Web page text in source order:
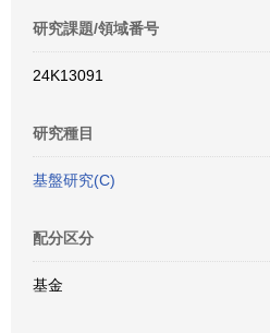
研究課題/領域番号
24K13091
研究種目
基盤研究(C)
配分区分
基金